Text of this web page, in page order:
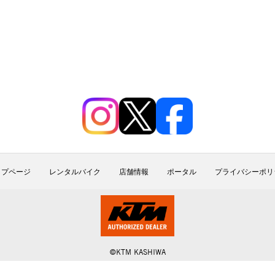
ページ レンタルバイク 店舗情報 ポータル プライバシーポ
©KTM KASHIWA